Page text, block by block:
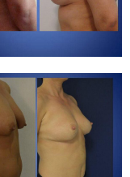
2020 1:43
@rgnetic Patienten Feedback / Patient Feedback of @rgnetic 14:59
Bekomme ich eine Aussehne Kontur an den beinen nach einer #lipödem #fettabsaugung?